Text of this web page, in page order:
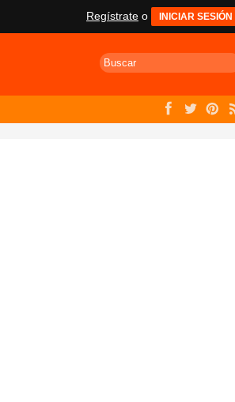
Regístrate o INICIAR SESIÓN